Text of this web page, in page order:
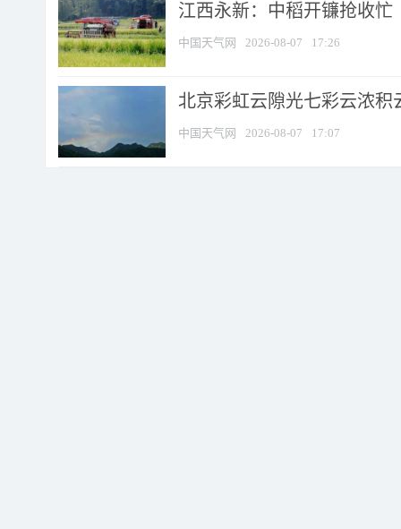
江西永新：中稻开镰抢收忙
中国天气网 2026-08-07 17:26
北京彩虹云隙光七彩云浓积
中国天气网 2026-08-07 17:07